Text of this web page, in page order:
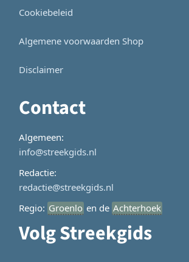
Cookiebeleid
Algemene voorwaarden Shop
Disclaimer
Contact
Algemeen:
info@streekgids.nl
Redactie:
redactie@streekgids.nl
Regio: Groenlo en de Achterhoek
Volg Streekgids